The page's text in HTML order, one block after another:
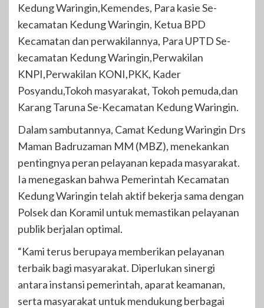
Kedung Waringin,Kemendes, Para kasie Se-
kecamatan Kedung Waringin, Ketua BPD
Kecamatan dan perwakilannya, Para UPTD Se-
kecamatan Kedung Waringin,Perwakilan
KNPI,Perwakilan KONI,PKK, Kader
Posyandu,Tokoh masyarakat, Tokoh pemuda,dan
Karang Taruna Se-Kecamatan Kedung Waringin.
Dalam sambutannya, Camat Kedung Waringin Drs
Maman Badruzaman MM (MBZ), menekankan
pentingnya peran pelayanan kepada masyarakat.
Ia menegaskan bahwa Pemerintah Kecamatan
Kedung Waringin telah aktif bekerja sama dengan
Polsek dan Koramil untuk memastikan pelayanan
publik berjalan optimal.
“Kami terus berupaya memberikan pelayanan
terbaik bagi masyarakat. Diperlukan sinergi
antara instansi pemerintah, aparat keamanan,
serta masyarakat untuk mendukung berbagai